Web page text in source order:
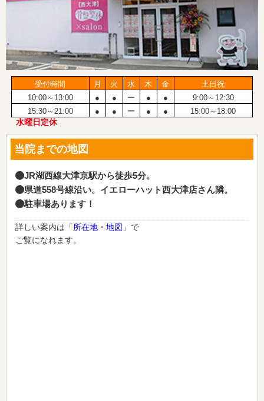
受付時間 月 火 水 木 金
土日祝
10:00～13:00
● ● ー ● ●
9:00～12:30
15:30～21:00
● ● ー ● ● 15:00～18:00
水曜日定休
当院までの地図
JR湖西線大津京駅から徒歩5分。
県道558号線沿い。イエローハット西大津店さん隣。
駐車場あります！
詳しい案内は「所在地・地図 」で
ご覧になれます。